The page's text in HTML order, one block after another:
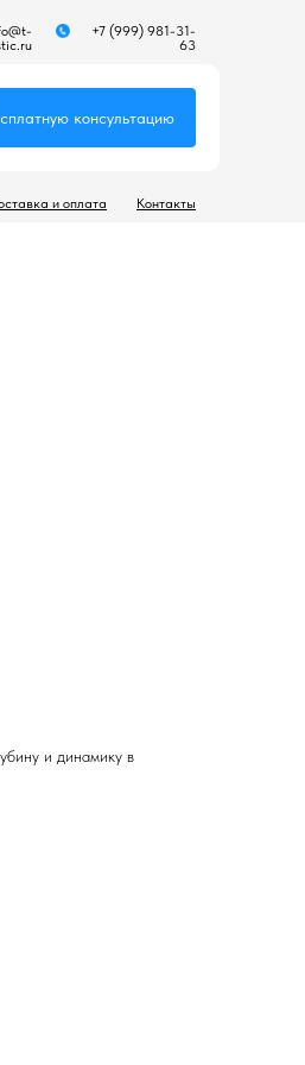
консультацию
+7 (999) 981-31-
63
Контакты
и оплата
и динамику в